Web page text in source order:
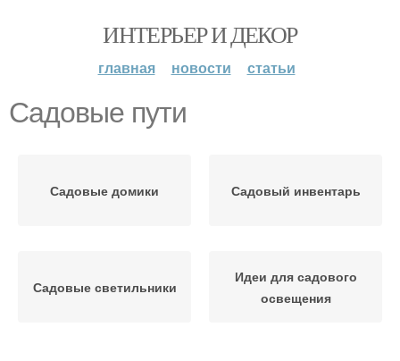
ИНТЕРЬЕР И ДЕКОР
главная новости статьи
Садовые пути
Садовые домики Садовый инвентарь
Садовые светильники
Идеи для садового
освещения